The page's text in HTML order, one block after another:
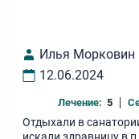
Илья Морковин
12.06.2024
Лечение: 5
Отдыхали в